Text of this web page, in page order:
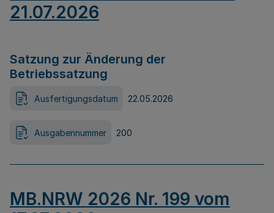
21.07.2026
Satzung zur Änderung der
Betriebssatzung
Ausfertigungsdatum 22.05.2026
Ausgabennummer 200
MB.NRW 2026 Nr. 199 vom